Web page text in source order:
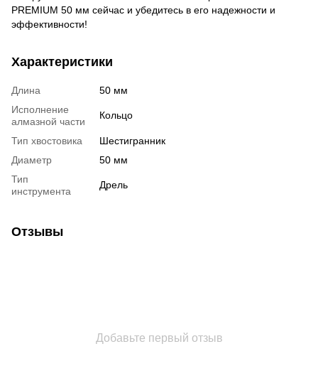
PREMIUM 50 мм сейчас и убедитесь в его надежности и
эффективности!
Характеристики
Длина
50 мм
Исполнение
алмазной части
Кольцо
Тип хвостовика
Шестигранник
Диаметр
50 мм
Тип
инструмента
Дрель
Отзывы
Добавьте первый отзыв